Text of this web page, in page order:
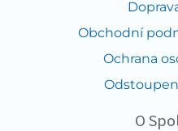
Obchodní
Ochrana
O